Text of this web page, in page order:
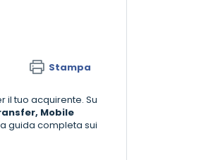
Stampa
tuo acquirente. Su
Mobile
guida completa sui